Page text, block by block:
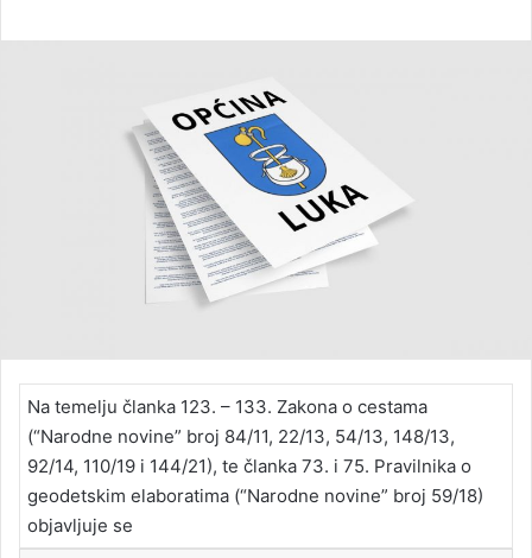
Na temelju članka 123. – 133. Zakona o cestama
(“Narodne novine” broj 84/11, 22/13, 54/13, 148/13,
92/14, 110/19 i 144/21), te članka 73. i 75. Pravilnika o
geodetskim elaboratima (“Narodne novine” broj 59/18)
objavljuje se